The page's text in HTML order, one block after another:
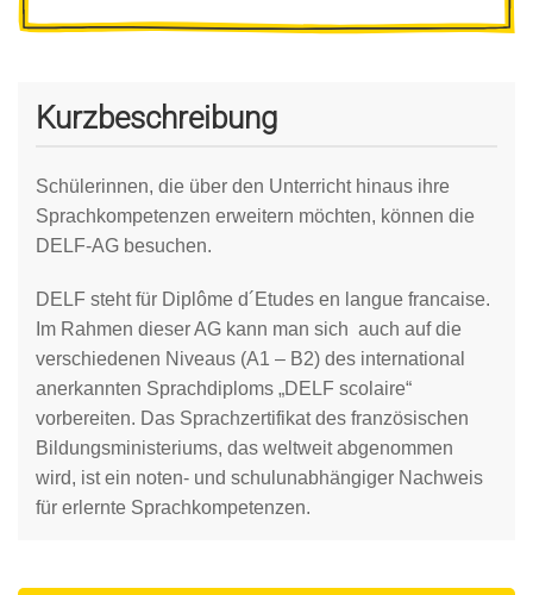
Kurzbeschreibung
Schülerinnen, die über den Unterricht hinaus ihre
Sprachkompetenzen erweitern möchten, können die
DELF-AG besuchen.
DELF steht für Diplôme d´Etudes en langue francaise.
Im Rahmen dieser AG kann man sich auch auf die
verschiedenen Niveaus (A1 – B2) des international
anerkannten Sprachdiploms „DELF scolaire“
vorbereiten. Das Sprachzertifikat des französischen
Bildungsministeriums, das weltweit abgenommen
wird, ist ein noten- und schulunabhängiger Nachweis
für erlernte Sprachkompetenzen.